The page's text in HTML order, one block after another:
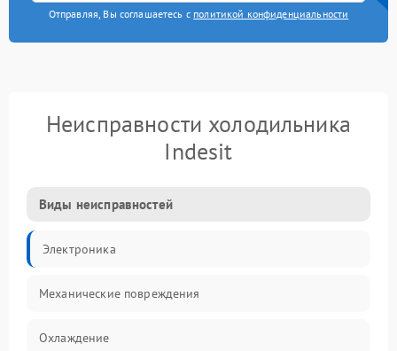
Отправляя, Вы соглашаетесь с политикой конфиденциальности
Неисправности холодильника
Indesit
Виды неисправностей
Электроника
Механические повреждения
Охлаждение